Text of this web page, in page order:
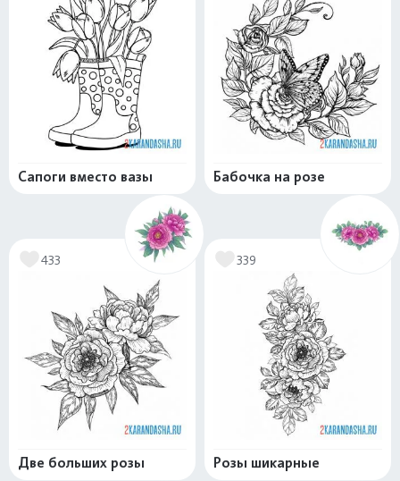
Сапоги вместо вазы Бабочка на розе
433
Две больших розы
339
Розы шикарные